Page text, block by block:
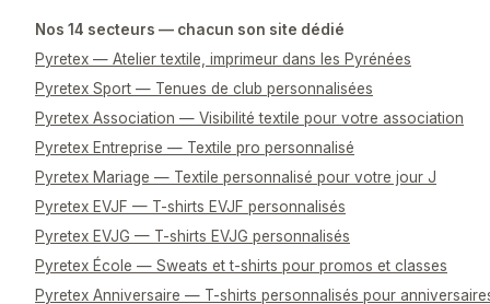
Nos 14 secteurs — chacun son site dédié
Pyretex — Atelier textile, imprimeur dans les Pyrénées
Pyretex Sport — Tenues de club personnalisées
Pyretex Association — Visibilité textile pour votre association
Pyretex Entreprise — Textile pro personnalisé
Pyretex Mariage — Textile personnalisé pour votre jour J
Pyretex EVJF — T-shirts EVJF personnalisés
Pyretex EVJG — T-shirts EVJG personnalisés
Pyretex École — Sweats et t-shirts pour promos et classes
Pyretex Anniversaire — T-shirts personnalisés pour